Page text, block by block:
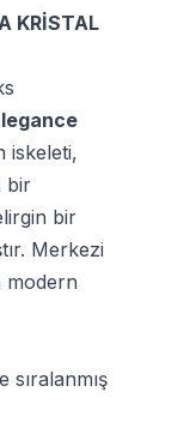
KRİSTAL
iskeleti,
bir
bir
Merkezi
modern
sıralanmış